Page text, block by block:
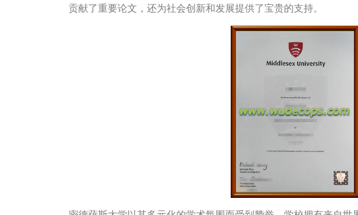
贡献了重要论文，还为社会创新和发展提供了宝贵的支持。